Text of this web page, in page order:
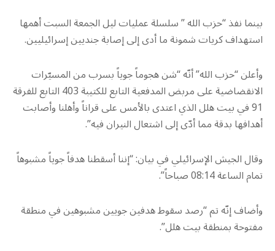
بينما نفذ “حزب الله ” سلسلة عمليات ليل الجمعة السبت أهمها
استهداف كريات شمونة ما أدى إلى إصابة جنديين إسرائيليين.
وأعلن “حزب الله” أنّه “شن هجوماً جوياً بسرب من المسيّرات
‏الانقضاضية على مربض المدفعية التابع للكتيبة 403 التابع للفرقة
91 في بيت هلل ‏الذي اعتدى ‏بالأمس على قراناً وأهلنا وأصابت
أهدافها بدقة مما أدّى إلى اشتعال النيران فيه”.
و‏قال الجيش الإسرائيلي في بيان: “إننا أسقطنا هدفاً جوياً مشبوهاً
تمام الساعة 08:14 صباحاً”.
وأضاف إنّه تم “رصد سقوط هدفين جويين مشبوهين في منطقة
مفتوحة بمنطقة بيت هلل”.